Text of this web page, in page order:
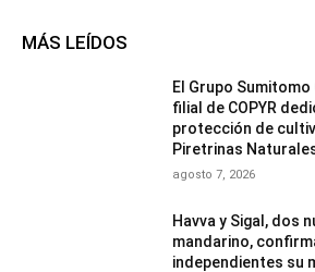
MÁS LEÍDOS
El Grupo
filial de COPYR
protección de
Piretrinas
agosto 7, 2026
Havva y Sigal, dos
mandarino,
independientes su